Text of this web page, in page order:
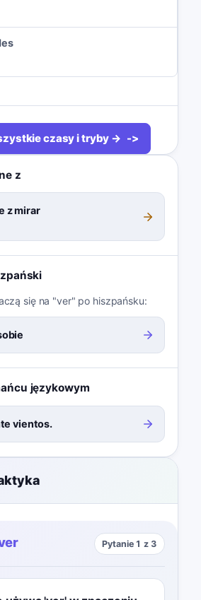
czasy i tryby →
z
z mirar
się na "ver" po hiszpańsku:
językowym
vientos.
Pytanie 1 z 3